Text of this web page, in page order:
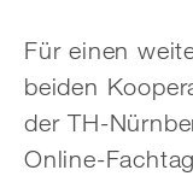
Für einen
beiden
der TH-
Online-